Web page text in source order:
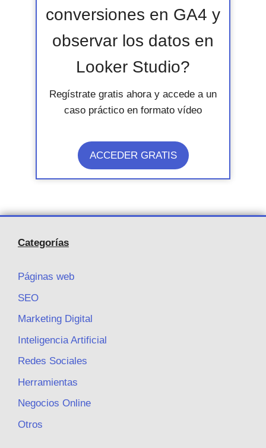
conversiones en GA4 y
observar los datos en
Looker Studio?
Regístrate gratis ahora y accede a un
caso práctico en formato vídeo
ACCEDER GRATIS
Categorías
Páginas web
SEO
Marketing Digital
Inteligencia Artificial
Redes Sociales
Herramientas
Negocios Online
Otros